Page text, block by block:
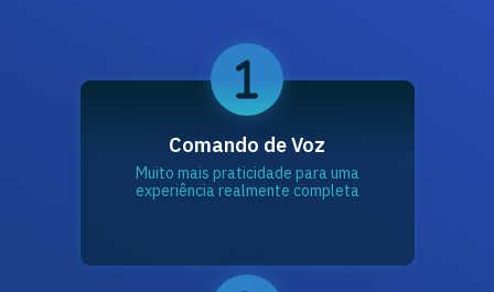
Comando de Voz
Muito mais praticidade para uma
experiência realmente completa